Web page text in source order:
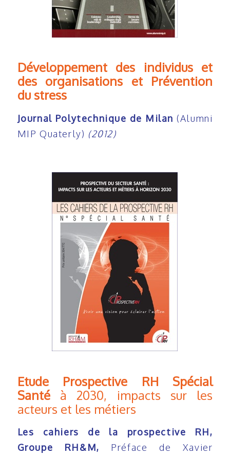
Développement des individus et
des organisations et Prévention
du stress
Journal Polytechnique de Milan (Alumni
MIP Quaterly) (2012)
Etude Prospective RH Spécial
Santé à 2030, impacts sur les
acteurs et les métiers
Les cahiers de la prospective RH,
Groupe RH&M, Préface de Xavier